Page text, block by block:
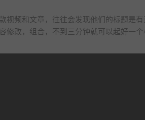
视频和文章，往往会发现他们的标题是
修改，组合，不到三分钟就可以起好一个